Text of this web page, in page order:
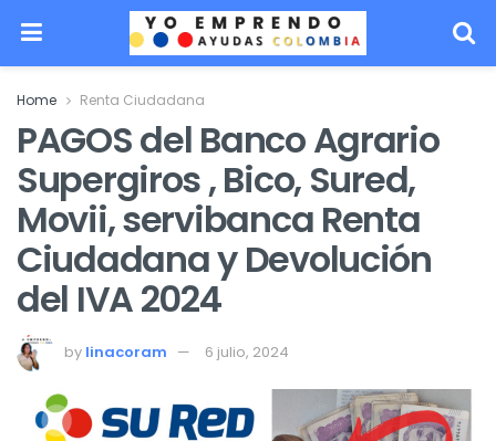
Home Renta Ciudadana
PAGOS del Banco Agrario
Supergiros , Bico, Sured,
Movii, servibanca Renta
Ciudadana y Devolución
del IVA 2024
by linacoram 6 julio, 2024